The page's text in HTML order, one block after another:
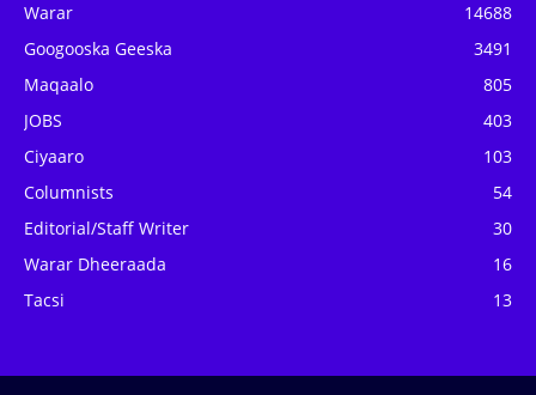
Warar
14688
Googooska Geeska
3491
Maqaalo
805
JOBS
403
Ciyaaro
103
Columnists
54
Editorial/Staff Writer
30
Warar Dheeraada
16
Tacsi
13